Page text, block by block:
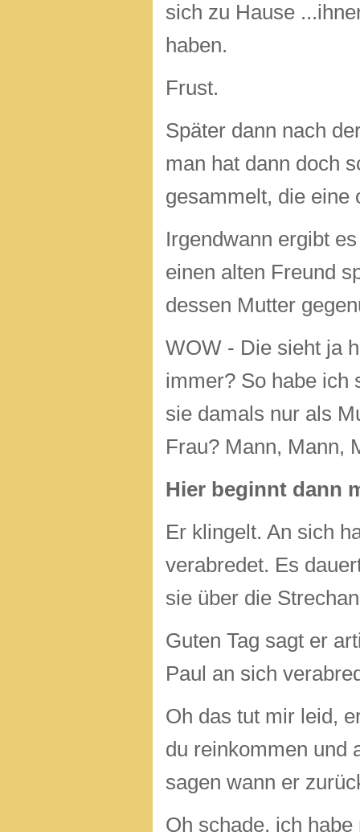
sich zu Hause
haben.
Frust.
Später dann nach
man hat dann doch
gesammelt, die eine
Irgendwann ergibt
einen alten Freund
dessen Mutter
WOW - Die sieht ja
immer? So habe ich
sie damals nur als
Frau? Mann, Mann,
Hier beginnt dann
Er klingelt. An sich
verabredet. Es
sie über die
Guten Tag sagt er
Paul an sich
Oh das tut mir leid,
du reinkommen und
sagen wann er
Oh schade. ich